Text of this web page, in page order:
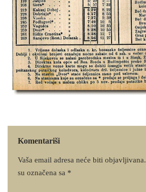
Komentariši
Vaša email adresa neće biti objavljivana.
su označena sa *